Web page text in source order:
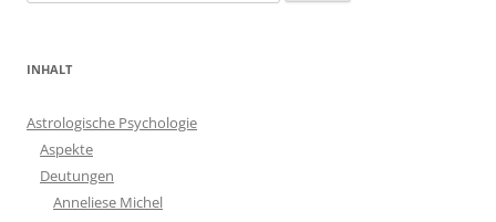
nach:
INHALT
Astrologische Psychologie
Aspekte
Deutungen
Anneliese Michel